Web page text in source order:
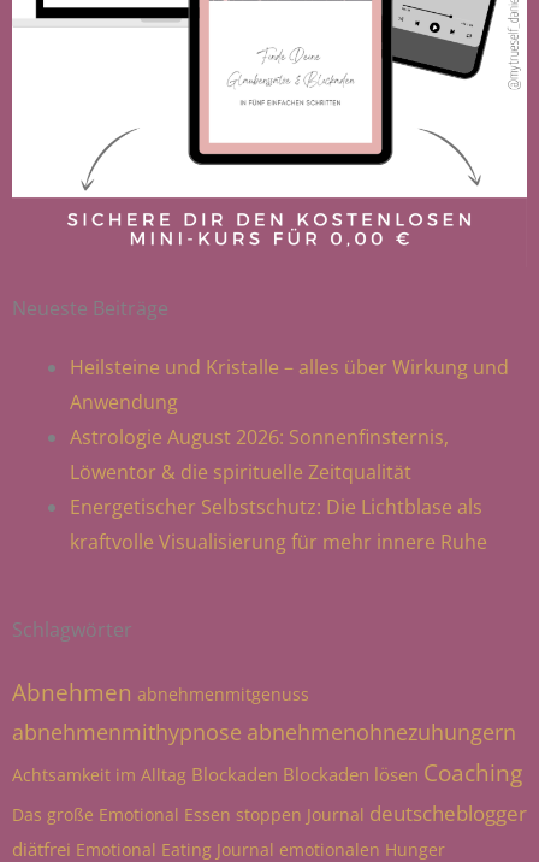
Neueste Beiträge
Heilsteine und Kristalle – alles über Wirkung und
Anwendung
Astrologie August 2026: Sonnenfinsternis,
Löwentor & die spirituelle Zeitqualität
Energetischer Selbstschutz: Die Lichtblase als
kraftvolle Visualisierung für mehr innere Ruhe
Schlagwörter
Abnehmen abnehmenmitgenuss
abnehmenmithypnose abnehmenohnezuhungern
Achtsamkeit im Alltag Blockaden Blockaden lösen Coaching
Das große Emotional Essen stoppen Journal deutscheblogger
diätfrei Emotional Eating Journal emotionalen Hunger